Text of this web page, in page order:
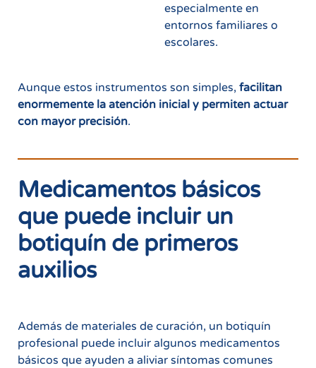
especialmente en
entornos familiares o
escolares.
Aunque estos instrumentos son simples, facilitan
enormemente la atención inicial y permiten actuar
con mayor precisión.
Medicamentos básicos
que puede incluir un
botiquín de primeros
auxilios
Además de materiales de curación, un botiquín
profesional puede incluir algunos medicamentos
básicos que ayuden a aliviar síntomas comunes